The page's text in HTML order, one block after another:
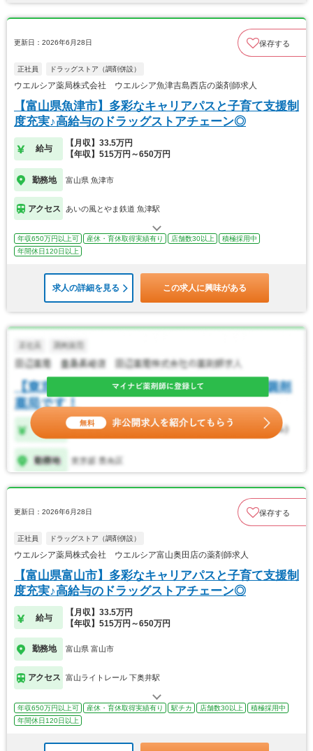
更新日：2026年6月28日 保存する
正社員 ドラッグストア（調剤併設）
ウエルシア薬局株式会社 ウエルシア魚津吉島西店の薬剤師求人
【富山県魚津市】多彩なキャリアパスと子育て支援制
度充実♪高給与のドラッグストアチェーン◎
給与
【月収】33.5万円
【年収】515万円～650万円
勤務地 富山県 魚津市
アクセス あいの風とやま鉄道 魚津駅
年収650万円以上可 産休・育休取得実績有り 店舗数30以上
積極採用中
年間休日120日以上
求人の詳細を見る この求人に興味がある
更新日：2026年6月28日 保存する
正社員 ドラッグストア（調剤併設）
ウエルシア薬局株式会社 ウエルシア富山奥田店の薬剤師求人
【富山県富山市】多彩なキャリアパスと子育て支援制
度充実♪高給与のドラッグストアチェーン◎
給与
【月収】33.5万円
【年収】515万円～650万円
勤務地 富山県 富山市
アクセス 富山ライトレール 下奥井駅
年収650万円以上可 産休・育休取得実績有り 駅チカ 店舗数30以上
積極採用中
年間休日120日以上